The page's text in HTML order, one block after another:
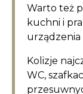
Warto też
kuchni i
Kolizje
WC,